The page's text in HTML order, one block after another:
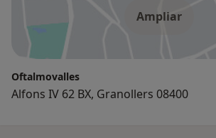
Ampliar
Oftalmovalles
Alfons IV 62 BX, Granollers 08400